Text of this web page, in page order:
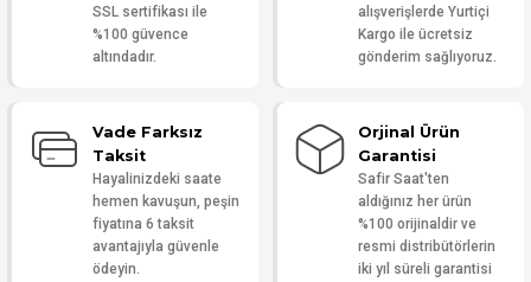
SSL sertifikası ile
%100 güvence
altındadır.
alışverişlerde Yurtiçi
Kargo ile ücretsiz
gönderim sağlıyoruz.
Vade Farksız
Taksit
Hayalinizdeki saate
hemen kavuşun, peşin
fiyatına 6 taksit
avantajıyla güvenle
ödeyin.
Orjinal Ürün
Garantisi
Safir Saat'ten
aldığınız her ürün
%100 orijinaldir ve
resmi distribütörlerin
iki yıl süreli garantisi